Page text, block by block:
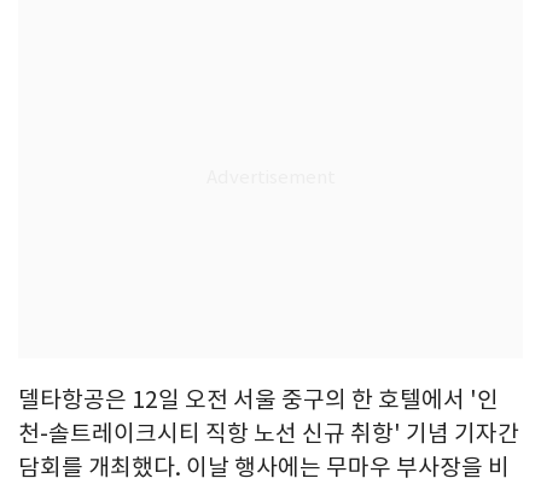
델타항공은 12일 오전 서울 중구의 한 호텔에서 '인
천-솔트레이크시티 직항 노선 신규 취항' 기념 기자간
담회를 개최했다. 이날 행사에는 무마우 부사장을 비